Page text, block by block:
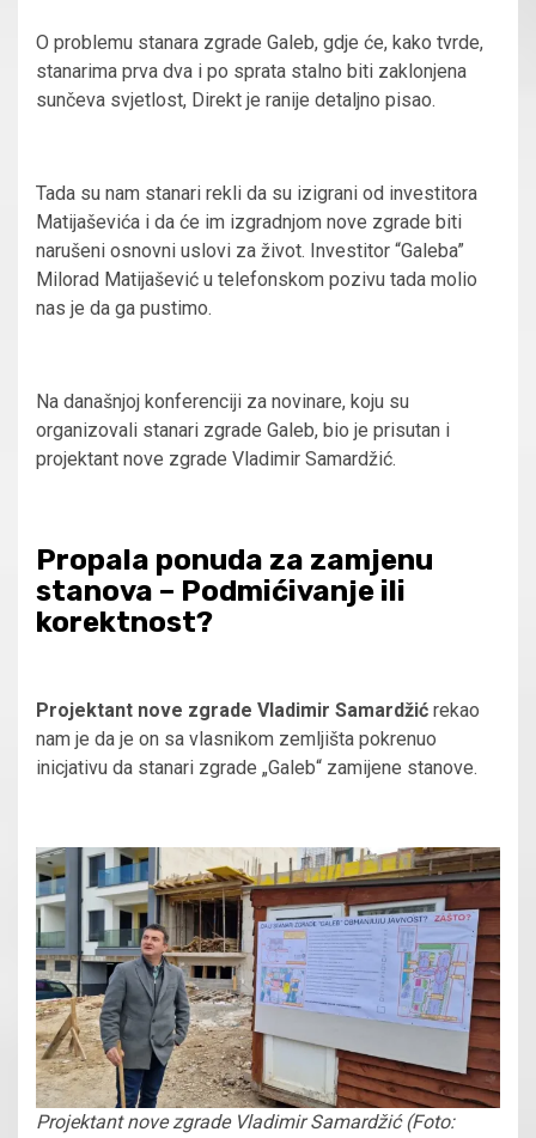
O problemu stanara zgrade Galeb, gdje će, kako tvrde,
stanarima prva dva i po sprata stalno biti zaklonjena
sunčeva svjetlost, Direkt je ranije detaljno pisao.
Tada su nam stanari rekli da su izigrani od investitora
Matijaševića i da će im izgradnjom nove zgrade biti
narušeni osnovni uslovi za život. Investitor “Galeba”
Milorad Matijašević u telefonskom pozivu tada molio
nas je da ga pustimo.
Na današnjoj konferenciji za novinare, koju su
organizovali stanari zgrade Galeb, bio je prisutan i
projektant nove zgrade Vladimir Samardžić.
Propala ponuda za zamjenu
stanova – Podmićivanje ili
korektnost?
Projektant nove zgrade Vladimir Samardžić rekao
nam je da je on sa vlasnikom zemljišta pokrenuo
inicjativu da stanari zgrade „Galeb“ zamijene stanove.
Projektant nove zgrade Vladimir Samardžić (Foto: